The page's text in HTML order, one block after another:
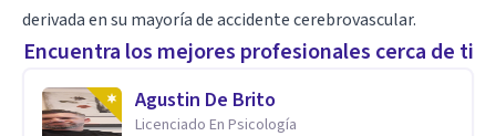
derivada en su mayoría de accidente cerebrovascular.
Encuentra los mejores profesionales cerca de ti
Agustin De Brito
Licenciado En Psicología